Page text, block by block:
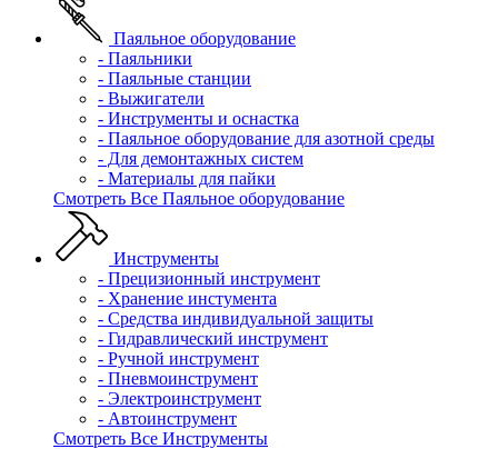
Паяльное оборудование
- Паяльники
- Паяльные станции
- Выжигатели
- Инструменты и оснастка
- Паяльное оборудование для азотной среды
- Для демонтажных систем
- Материалы для пайки
Смотреть Все Паяльное оборудование
Инструменты
- Прецизионный инструмент
- Хранение инстумента
- Средства индивидуальной защиты
- Гидравлический инструмент
- Ручной инструмент
- Пневмоинструмент
- Электроинструмент
- Автоинструмент
Смотреть Все Инструменты